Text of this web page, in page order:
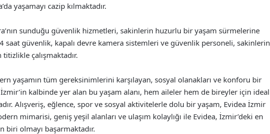
yaşamayı cazip kılmaktadır.
sunduğu güvenlik hizmetleri, sakinlerin huzurlu bir yaşam sürmelerine
saat güvenlik, kapalı devre kamera sistemleri ve güvenlik personeli, sakinlerin
çalışmaktadır.
yaşamın tüm gereksinimlerini karşılayan, sosyal olanakları ve konforu bir
kalbinde yer alan bu yaşam alanı, hem aileler hem de bireyler için ideal
Alışveriş, eğlence, spor ve sosyal aktivitelerle dolu bir yaşam, Evidea İzmir
mimarisi, geniş yeşil alanları ve ulaşım kolaylığı ile Evidea, İzmir’deki en
biri olmayı başarmaktadır.